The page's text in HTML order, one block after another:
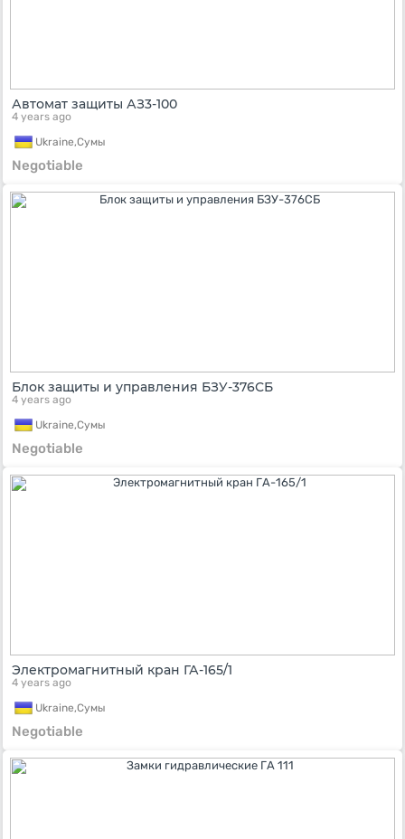
Автомат защиты АЗ3-100
4 years ago
Ukraine,Сумы
Negotiable
Блок защиты и управления БЗУ-376СБ
4 years ago
Ukraine,Сумы
Negotiable
Электромагнитный кран ГА-165/1
4 years ago
Ukraine,Сумы
Negotiable